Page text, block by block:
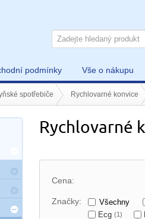
podmínky Vše o nákupu
spotřebiče Rychlovarné konvice
Rychlovarné
Cena:
Značky:
Všechny
Ecg (1)